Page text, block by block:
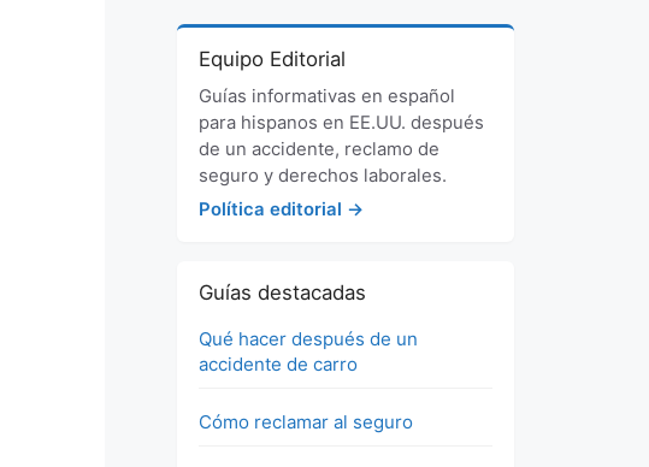
Equipo Editorial
Guías informativas en español
para hispanos en EE.UU. después
de un accidente, reclamo de
seguro y derechos laborales.
Política editorial →
Guías destacadas
Qué hacer después de un
accidente de carro
Cómo reclamar al seguro